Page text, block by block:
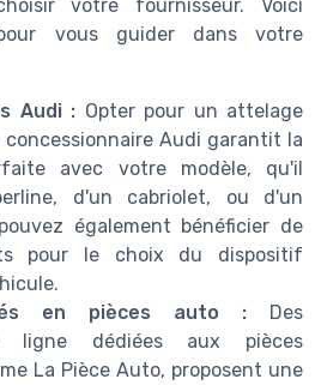
votre fournisseur. Voici
vous guider dans votre
Audi : Opter pour un attelage
Audi garantit la
avec votre modèle, qu'il
d'un cabriolet, ou d'un
également bénéficier de
pour le choix du dispositif
en pièces auto : Des
ligne dédiées aux pièces
La Pièce Auto, proposent une